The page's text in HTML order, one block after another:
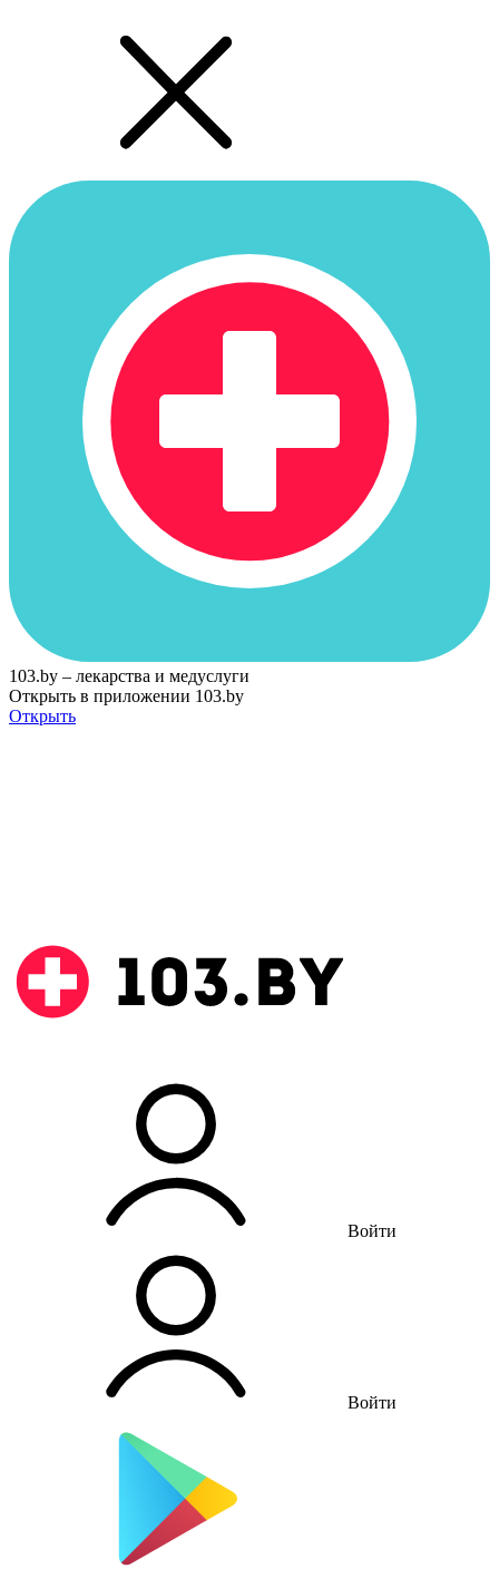
103.by – лекарства и медуслуги
Открыть в приложении 103.by
Открыть
Войти
Войти